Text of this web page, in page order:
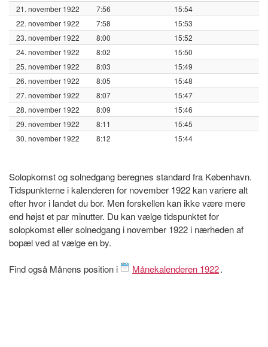
21. november 1922
7:56
15:54
22. november 1922
7:58
15:53
23. november 1922
8:00
15:52
24. november 1922
8:02
15:50
25. november 1922
8:03
15:49
26. november 1922
8:05
15:48
27. november 1922
8:07
15:47
28. november 1922
8:09
15:46
29. november 1922
8:11
15:45
30. november 1922
8:12 15:44
Solopkomst og solnedgang beregnes standard fra København.
Tidspunkterne i kalenderen for november 1922 kan variere alt
efter hvor i landet du bor. Men forskellen kan ikke være mere
end højst et par minutter. Du kan vælge tidspunktet for
solopkomst eller solnedgang i november 1922 i nærheden af
bopæl ved at vælge en by.
Find også Månens position i Månekalenderen 1922.